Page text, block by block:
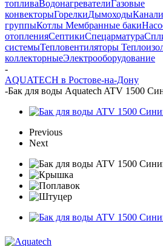
топливаВодонагревателиГазовые
конвекторыГорелкиДымоходы
группыКотлы Мембранные баки
отопленияСептикиСпецарматура
системыТепловентиляторы
коллекторныеЭлектрооборудование
-
AQUATECH в Ростове-на-Дону
-Бак для воды Aquatech ATV 1500
Previous
Next